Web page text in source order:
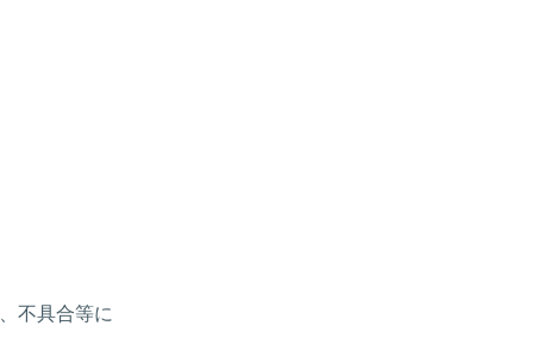
不具合等に